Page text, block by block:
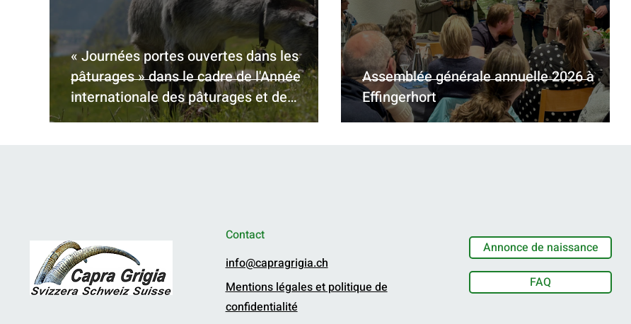
« Journées portes ouvertes dans les
pâturages » dans le cadre de l'Année
internationale des pâturages et de
l'élevage 2026
Assemblée générale annuelle 2026 à
Effingerhort
Contact
info@capragrigia.ch
Mentions légales et politique de
confidentialité
Annonce de naissance
FAQ